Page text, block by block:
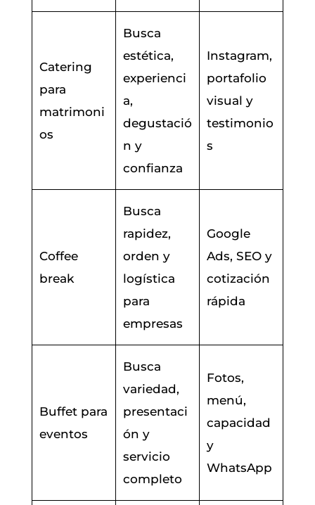
Catering
para
matrimoni
os
Busca
estética,
experienci
a,
degustació
n y
confianza
Instagram,
portafolio
visual y
testimonio
s
Coffee
break
Busca
rapidez,
orden y
logística
para
empresas
Google
Ads, SEO y
cotización
rápida
Buffet para
eventos
Busca
variedad,
presentaci
ón y
servicio
completo
Fotos,
menú,
capacidad
y
WhatsApp